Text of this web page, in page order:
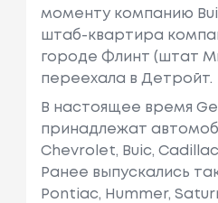
моменту компанию
штаб-квартира
городе Флинт (штат
переехала в Детройт.
В настоящее время
принадлежат
Chevrolet, Buic,
Ранее выпускались
Pontiac, Hummer,